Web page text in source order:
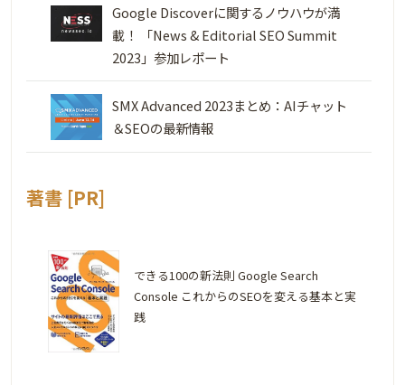
Google Discoverに関するノウハウが満
載！ 「News & Editorial SEO Summit
2023」参加レポート
SMX Advanced 2023まとめ：AIチャット
＆SEOの最新情報
著書 [PR]
できる100の新法則 Google Search
Console これからのSEOを変える基本と実
践